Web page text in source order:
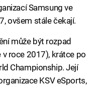
Samsung ve
ovšem stále čekají.
může být rozpad
v roce 2017), krátce po
Championship. Její
KSV eSports,